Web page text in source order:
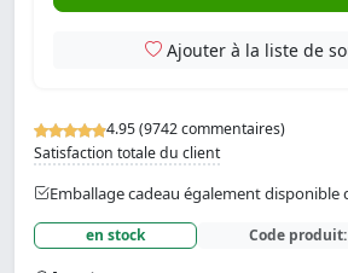
4.95 (9742 commentaires)
Satisfaction totale du client
Emballage cadeau également disponible
en stock Code produit:
Ajouter à la liste de